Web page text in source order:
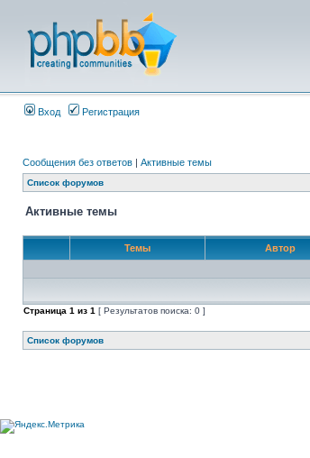
Вход Регистрация
Сообщения без ответов | Активные темы
Список форумов
Активные темы
Темы Автор
Страница 1 из 1 [ Результатов поиска: 0 ]
Список форумов